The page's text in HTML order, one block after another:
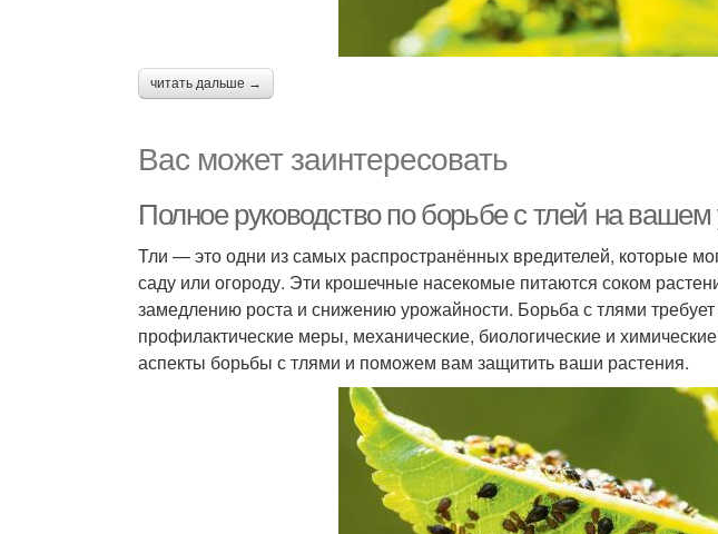
читать дальше →
Вас может заинтересовать
Полное руководство по борьбе с тлей на вашем
Тли — это одни из самых распространённых вредителей, которые
саду или огороду. Эти крошечные насекомые питаются соком
замедлению роста и снижению урожайности. Борьба с тлями
профилактические меры, механические, биологические и
аспекты борьбы с тлями и поможем вам защитить ваши растения.